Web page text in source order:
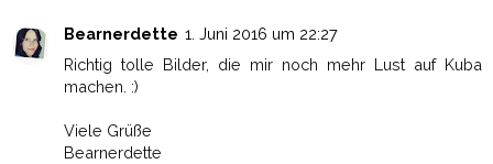
Bearnerdette 1. Juni 2016 um 22:27
Richtig tolle Bilder, die mir noch mehr Lust auf Kuba
machen. :)
Viele Grüße
Bearnerdette